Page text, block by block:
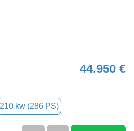
44.950 €
210 kw (286 PS)